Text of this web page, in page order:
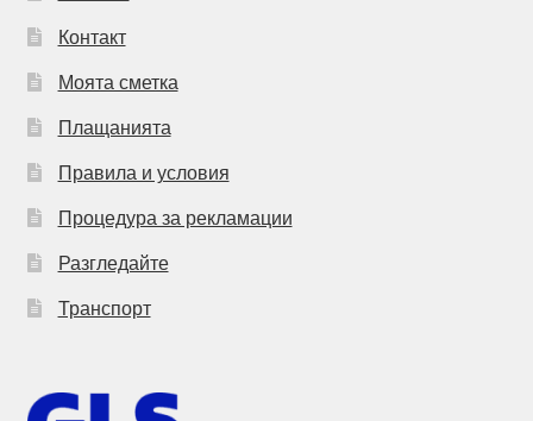
Контакт
Моята сметка
Плащанията
Правила и условия
Процедура за рекламации
Разгледайте
Транспорт